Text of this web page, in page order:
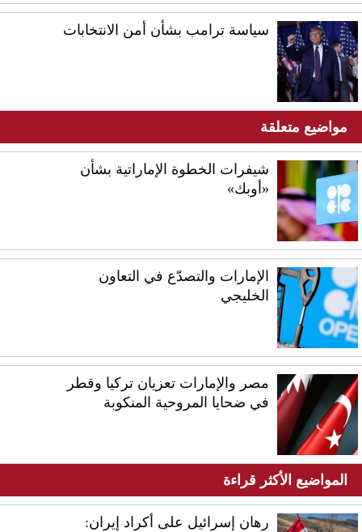
سياسة ترامب بشأن أمن الانتخابات
مواضيع متعلقة
شيفرات الخطوة الإماراتية بشأن
«أوبك»
الإمارات والتصدّع في التعاون
الخليجي
مصر والإمارات تعزيان تركيا وقطر
في ضحايا المروحية المنكوبة
المواضيع الأكثر قراءة
رهان إسرائيل على أكراد إيران: